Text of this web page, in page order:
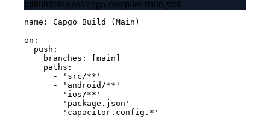
github/trabajos/capgo-compilar-main.yml
name : Capgo Build (Main)
on :
push :
branches : [ main
paths :
-
'src/**'
-
'android/**'
-
'ios/**'
-
'package.json'
-
'capacitor.config.*'